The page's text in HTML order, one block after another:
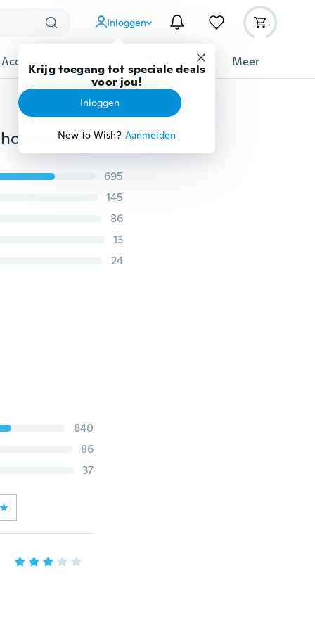
Inloggen
Krijg toegang tot speciale deals
voor jou!
Inloggen
New to Wish? Aanmelden
Gereedschap Meer
Universele knipperende LED-fluorescerende nylon schoenveter, kleurrijke schoenveter, 's nachts buiten uitgevoerd
695
145
86
13
24
840
86
37